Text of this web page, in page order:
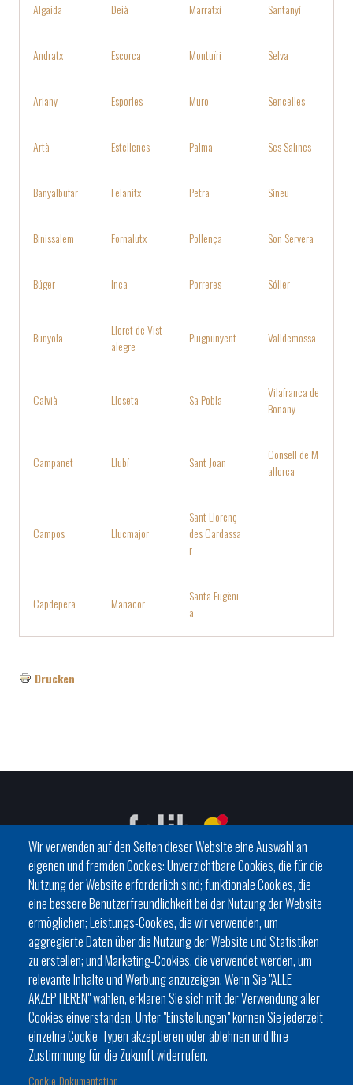
Algaida Deià Marratxí Santanyí
Andratx Escorca Montuïri Selva
Ariany Esporles Muro Sencelles
Artà Estellencs Palma Ses Salines
Banyalbufar Felanitx Petra Sineu
Binissalem Fornalutx Pollença Son Servera
Búger Inca Porreres Sóller
Bunyola
Lloret de Vist
alegre
Puigpunyent Valldemossa
Calvià Lloseta Sa Pobla
Vilafranca de
Bonany
Campanet Llubí Sant Joan
Consell de M
allorca
Campos Llucmajor
Sant Llorenç
des Cardassa
r
Capdepera Manacor
Santa Eugèni
a
Drucken
Wir verwenden auf den Seiten dieser Website eine Auswahl an
eigenen und fremden Cookies: Unverzichtbare Cookies, die für die
Nutzung der Website erforderlich sind; funktionale Cookies, die
eine bessere Benutzerfreundlichkeit bei der Nutzung der Website
ermöglichen; Leistungs-Cookies, die wir verwenden, um
aggregierte Daten über die Nutzung der Website und Statistiken
zu erstellen; und Marketing-Cookies, die verwendet werden, um
relevante Inhalte und Werbung anzuzeigen. Wenn Sie "ALLE
AKZEPTIEREN" wählen, erklären Sie sich mit der Verwendung aller
Cookies einverstanden. Unter "Einstellungen" können Sie jederzeit
einzelne Cookie-Typen akzeptieren oder ablehnen und Ihre
Zustimmung für die Zukunft widerrufen.
Cookie-Dokumentation
Footer
HISTÒRIA ORGANITZACIÓ
BATLES I BATLESSES
C/ del General Riera, 111 07010 Palma
Phone 971 760911 - Fax 971 763102